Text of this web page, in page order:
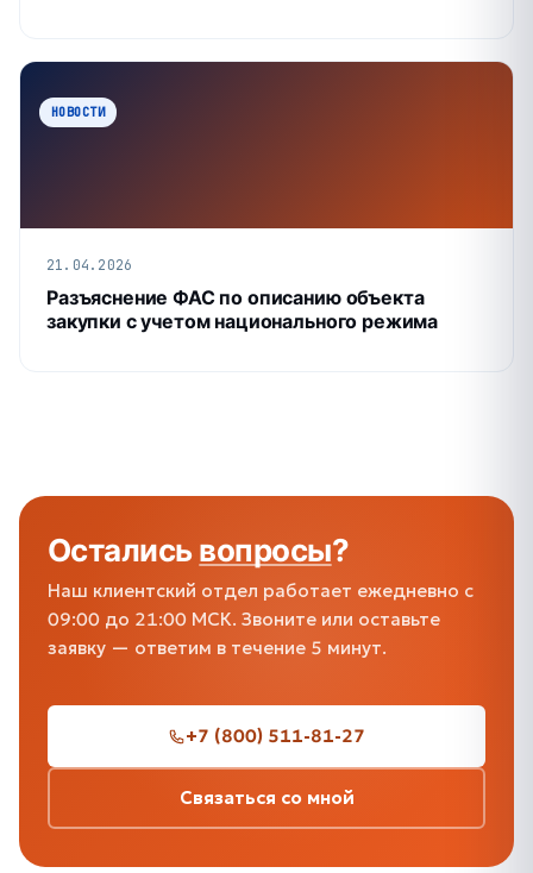
НОВОСТИ
21.04.2026
Разъяснение ФАС по описанию объекта
закупки с учетом национального режима
Осталисьвопросы?
Наш клиентский отдел работает ежедневно с
09:00 до 21:00 МСК. Звоните или оставьте
заявку — ответим в течение 5 минут.
+7 (800) 511-81-27
Связаться со мной